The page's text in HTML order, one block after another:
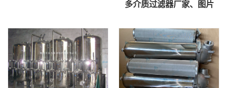
多介质过滤器厂家、图片